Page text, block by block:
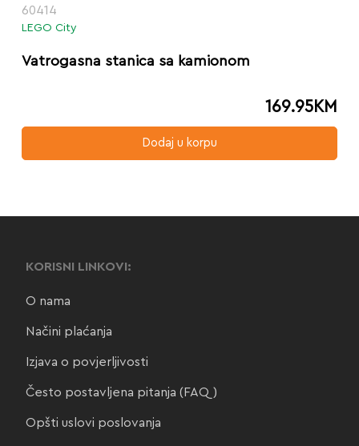
60414
LEGO City
Vatrogasna stanica sa kamionom
169.95KM
Dodaj u korpu
KORISNI LINKOVI:
O nama
Načini plaćanja
Izjava o povjerljivosti
Često postavljena pitanja (FAQ)
Opšti uslovi poslovanja